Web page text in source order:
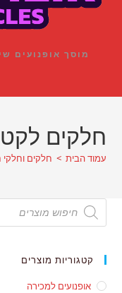
מוסך אופנועים
חלקים
עמוד הבית > חלקים וחלקי
Products
search
קטגוריות מוצרים
אופנועים למכירה